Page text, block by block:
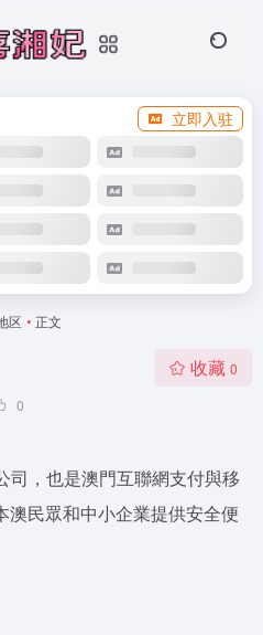
立即入驻
区 • 正文
0
收藏 0
司，也是澳門互聯網支付與移
民眾和中小企業提供安全便